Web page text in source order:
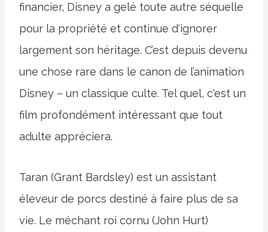
financier, Disney a gelé toute autre séquelle
pour la propriété et continue d'ignorer
largement son héritage. C’est depuis devenu
une chose rare dans le canon de l’animation
Disney – un classique culte. Tel quel, c'est un
film profondément intéressant que tout
adulte appréciera.
Taran (Grant Bardsley) est un assistant
éleveur de porcs destiné à faire plus de sa
vie. Le méchant roi cornu (John Hurt)